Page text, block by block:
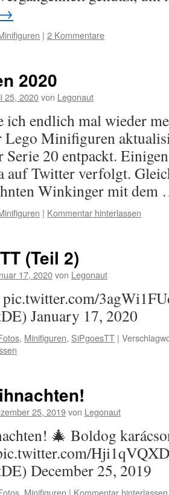
| 2 Kommentare
2020
25, 2020von Legonaut
ich endlich mal wieder
Lego Minifiguren
Serie 20 entpackt.
auf Twitter verfolgt.
Winkinger mit
| Kommentar hinterlassen
(Teil 2)
17, 2020von Legonaut
pic.twitter.com/
January 17, 2020
, Minifiguren, SiPgoesTT |
25, 2019von Legonaut
🎄 Boldog
December 25, 2019
Minifiguren | Kommentar hinterlassen